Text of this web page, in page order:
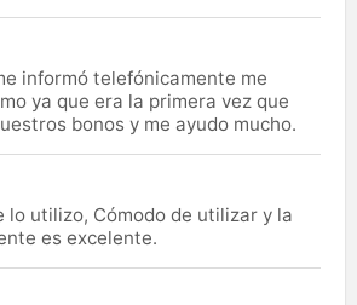
informó telefónicamente me
ya que era la primera vez que
bonos y me ayudo mucho.
lo utilizo, Cómodo de utilizar y la
es excelente.